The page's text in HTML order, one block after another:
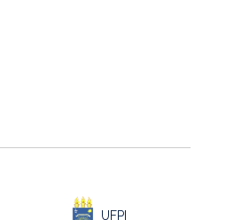
UFPI